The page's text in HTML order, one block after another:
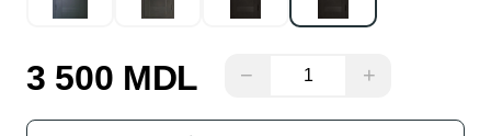
3 500 MDL − +